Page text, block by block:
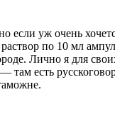
если уж очень
по 10 мл
Лично я для
там есть